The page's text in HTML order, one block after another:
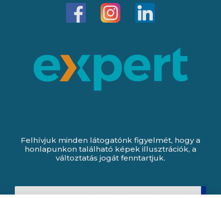
Felhívjuk minden látogatónk figyelmét, hogy a
honlapunkon található képek illusztrációk, a
változtatás jogát fenntartjuk.